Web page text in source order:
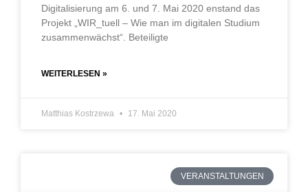
Digitalisierung am 6. und 7. Mai 2020 enstand das
Projekt „WIR_tuell – Wie man im digitalen Studium
zusammenwächst“. Beteiligte
WEITERLESEN »
Matthias Kostrzewa 17. Mai 2020
VERANSTALTUNGEN